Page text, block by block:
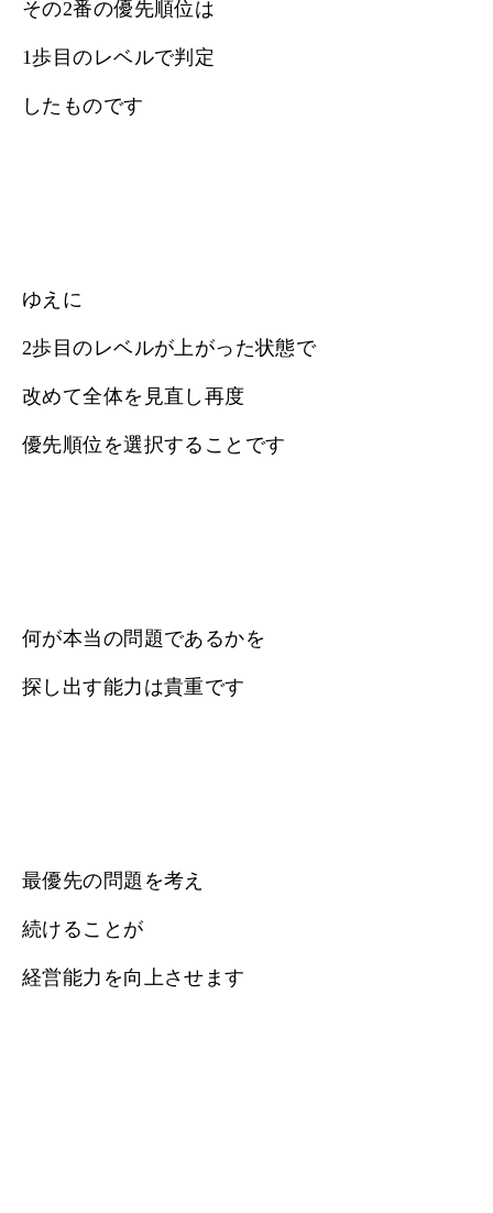
その2番の優先順位は
1歩目のレベルで判定
したものです
ゆえに
2歩目のレベルが上がった状態で
改めて全体を見直し再度
優先順位を選択することです
何が本当の問題であるかを
探し出す能力は貴重です
最優先の問題を考え
続けることが
経営能力を向上させます